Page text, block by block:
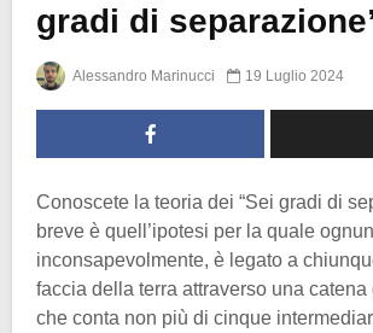
gradi di
Alessandro Marinucci 19 Luglio 2024
Conoscete la teoria dei “Sei gradi di
breve è quell’ipotesi per la quale
inconsapevolmente, è legato a
faccia della terra attraverso una
che conta non più di cinque